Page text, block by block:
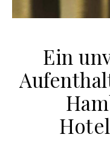
Ein